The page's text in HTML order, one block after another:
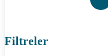
Filtreler